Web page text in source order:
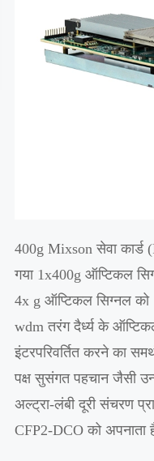
400g Mixson सेवा कार्ड
गया 1x400g ऑप्टिकल
4x g ऑप्टिकल सिग्नल को
wdm तरंग दैर्ध्य के
इंटरपरिवर्तित करने का
पक्ष सुसंगत पहचान जैसी
अल्ट्रा-लंबी दूरी संचरण
CFP2-DCO को अपनाता